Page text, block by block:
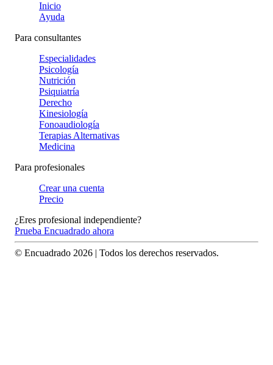
Inicio
Ayuda
Para consultantes
Especialidades
Psicología
Nutrición
Psiquiatría
Derecho
Kinesiología
Fonoaudiología
Terapias Alternativas
Medicina
Para profesionales
Crear una cuenta
Precio
¿Eres profesional independiente?
Prueba Encuadrado ahora
© Encuadrado 2026 | Todos los derechos reservados.